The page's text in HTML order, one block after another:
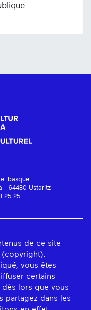
basque
- 64480 Ustaritz
25 25
de ce site
vous êtes
certains
dès lors que vous
partagez dans les